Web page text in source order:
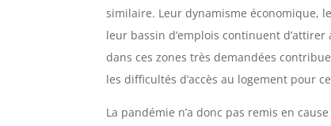
similaire. Leur dynamisme économique,
leur bassin d’emplois continuent
dans ces zones très demandées
les difficultés d’accès au logement pour
La pandémie n’a donc pas remis en